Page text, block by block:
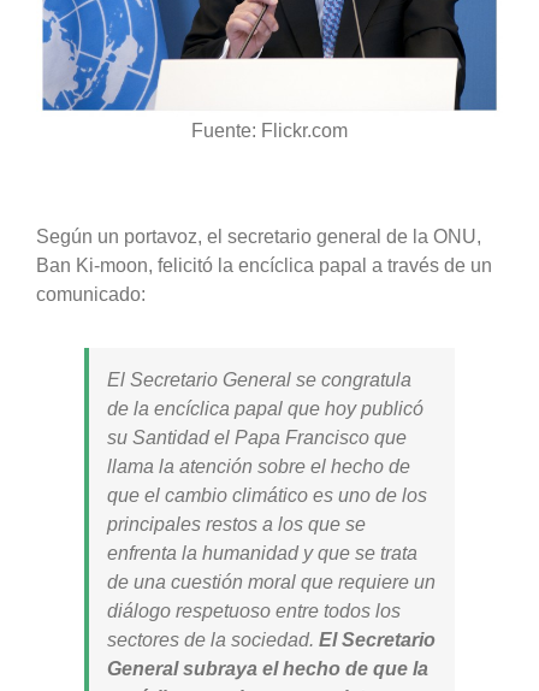
Fuente: Flickr.com
Según un portavoz, el secretario general de la ONU,
Ban Ki-moon, felicitó la encíclica papal a través de un
comunicado:
El Secretario General se congratula
de la encíclica papal que hoy publicó
su Santidad el Papa Francisco que
llama la atención sobre el hecho de
que el cambio climático es uno de los
principales restos a los que se
enfrenta la humanidad y que se trata
de una cuestión moral que requiere un
diálogo respetuoso entre todos los
sectores de la sociedad. El Secretario
General subraya el hecho de que la